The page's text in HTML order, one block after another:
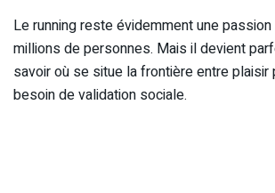
Le running reste évidemment une
millions de personnes. Mais il devient
savoir où se situe la frontière entre
besoin de validation sociale.